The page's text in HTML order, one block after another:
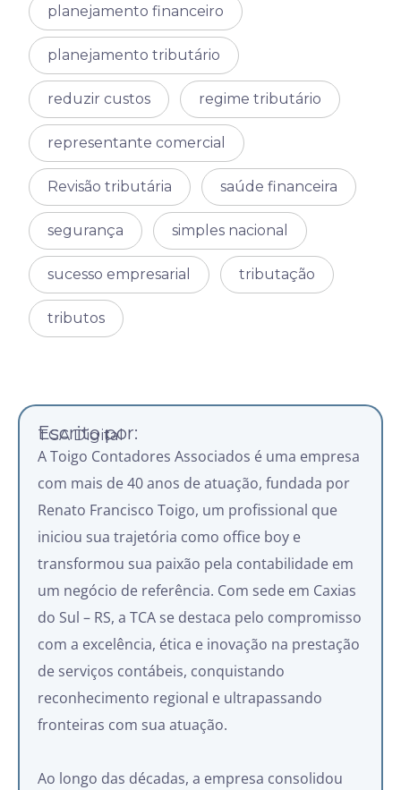
planejamento financeiro
planejamento tributário
reduzir custos regime tributário
representante comercial
Revisão tributária saúde financeira
segurança simples nacional
sucesso empresarial tributação
tributos
Escrito por:
TCA Digital
A Toigo Contadores Associados é uma empresa
com mais de 40 anos de atuação, fundada por
Renato Francisco Toigo, um profissional que
iniciou sua trajetória como office boy e
transformou sua paixão pela contabilidade em
um negócio de referência. Com sede em Caxias
do Sul – RS, a TCA se destaca pelo compromisso
com a excelência, ética e inovação na prestação
de serviços contábeis, conquistando
reconhecimento regional e ultrapassando
fronteiras com sua atuação.
Ao longo das décadas, a empresa consolidou